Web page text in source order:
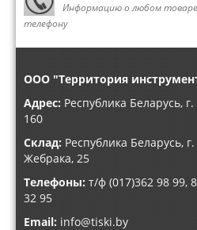
Информацию о любом
телефону
ООО "Территория
Адрес: Республика Беларусь,
160
Склад: Республика Беларусь,
Жебрака, 25
Телефоны: т/ф (017)362 98 99,
32 95
Email: info@tiski.by